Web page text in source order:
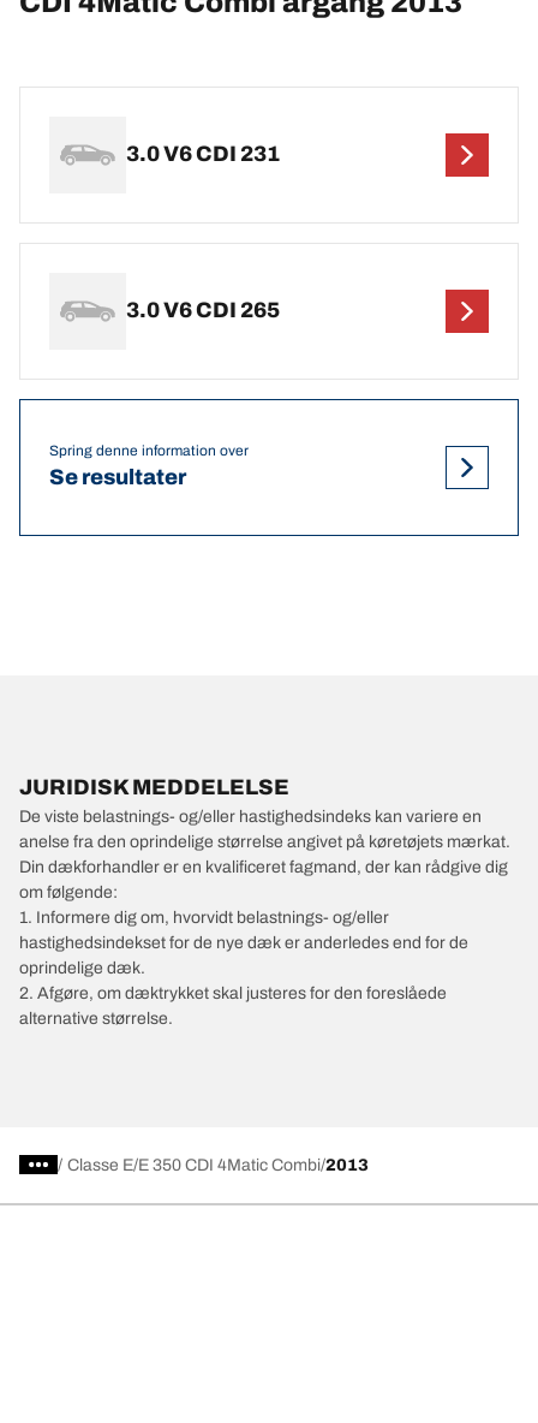
3.0 V6 CDI 231
3.0 V6 CDI 265
Spring denne information over
Se resultater
JURIDISK MEDDELELSE
De viste belastnings- og/eller hastighedsindeks kan variere en
anelse fra den oprindelige størrelse angivet på køretøjets mærkat.
Din dækforhandler er en kvalificeret fagmand, der kan rådgive dig
om følgende:
1. Informere dig om, hvorvidt belastnings- og/eller
hastighedsindekset for de nye dæk er anderledes end for de
oprindelige dæk.
2. Afgøre, om dæktrykket skal justeres for den foreslåede
alternative størrelse.
/ Classe E E 350 CDI 4Matic Combi 2013